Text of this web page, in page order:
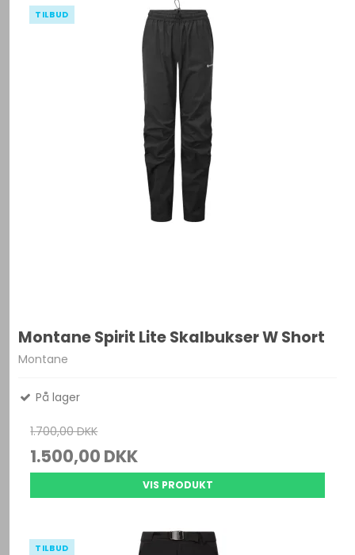
TILBUD
Montane Spirit Lite Skalbukser W Short
Montane
På lager
1.700,00 DKK
1.500,00 DKK
VIS PRODUKT
TILBUD